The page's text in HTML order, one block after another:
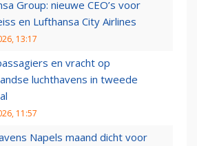
Group: nieuwe CEO’s voor
en Lufthansa City Airlines
13:17
en vracht op
luchthavens in tweede
11:57
Napels maand dicht voor